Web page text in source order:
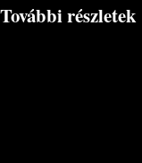
További részletek